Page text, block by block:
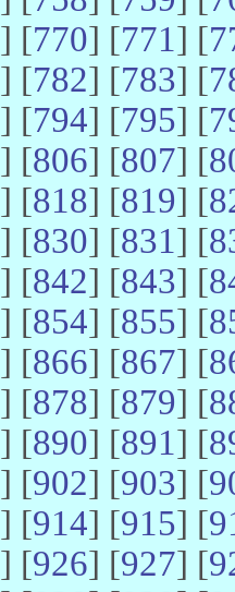
] [770] [771] [
] [782] [783] [
] [794] [795] [
] [806] [807] [
] [818] [819] [
] [830] [831] [
] [842] [843] [
] [854] [855] [
] [866] [867] [
] [878] [879] [
] [890] [891] [
] [902] [903] [
] [914] [915] [
] [926] [927] [